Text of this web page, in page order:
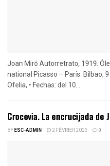
Joan Miró Autorretrato, 1919.
national Picasso – París. Bilbao,
Ofelia, • Fechas: del 10...
Crocevia. La encrucijada de
BYESC-ADMIN 2 FÉVRIER 2023 0